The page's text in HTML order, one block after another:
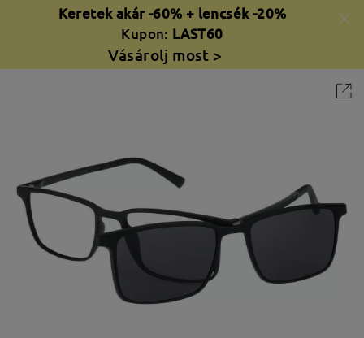
Keretek akár -60% + lencsék -20%
Kupon: LAST60
Vásárolj most >